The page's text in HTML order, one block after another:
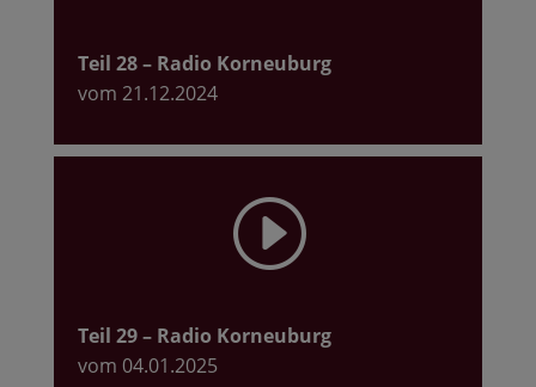
Teil 28– Radio Korneuburg
vom 21.12.2024
I
Teil 29– Radio Korneuburg
vom 04.01.2025